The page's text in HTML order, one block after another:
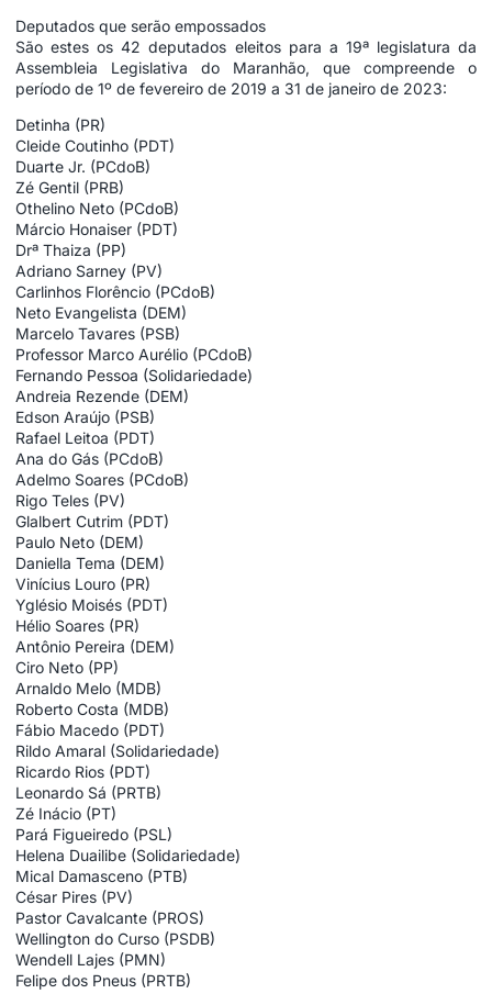
Deputados que serão empossados
São estes os 42 deputados eleitos para a 19ª legislatura da
Assembleia Legislativa do Maranhão, que compreende o
período de 1º de fevereiro de 2019 a 31 de janeiro de 2023:
Detinha (PR)
Cleide Coutinho (PDT)
Duarte Jr. (PCdoB)
Zé Gentil (PRB)
Othelino Neto (PCdoB)
Márcio Honaiser (PDT)
Drª Thaiza (PP)
Adriano Sarney (PV)
Carlinhos Florêncio (PCdoB)
Neto Evangelista (DEM)
Marcelo Tavares (PSB)
Professor Marco Aurélio (PCdoB)
Fernando Pessoa (Solidariedade)
Andreia Rezende (DEM)
Edson Araújo (PSB)
Rafael Leitoa (PDT)
Ana do Gás (PCdoB)
Adelmo Soares (PCdoB)
Rigo Teles (PV)
Glalbert Cutrim (PDT)
Paulo Neto (DEM)
Daniella Tema (DEM)
Vinícius Louro (PR)
Yglésio Moisés (PDT)
Hélio Soares (PR)
Antônio Pereira (DEM)
Ciro Neto (PP)
Arnaldo Melo (MDB)
Roberto Costa (MDB)
Fábio Macedo (PDT)
Rildo Amaral (Solidariedade)
Ricardo Rios (PDT)
Leonardo Sá (PRTB)
Zé Inácio (PT)
Pará Figueiredo (PSL)
Helena Duailibe (Solidariedade)
Mical Damasceno (PTB)
César Pires (PV)
Pastor Cavalcante (PROS)
Wellington do Curso (PSDB)
Wendell Lajes (PMN)
Felipe dos Pneus (PRTB)